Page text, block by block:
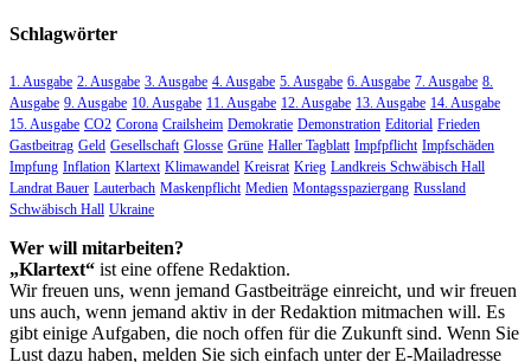
Schlagwörter
1. Ausgabe 2. Ausgabe 3. Ausgabe 4. Ausgabe 5. Ausgabe 6. Ausgabe 7. Ausgabe 8.
Ausgabe 9. Ausgabe 10. Ausgabe 11. Ausgabe 12. Ausgabe 13. Ausgabe 14. Ausgabe
15. Ausgabe CO2 Corona Crailsheim Demokratie Demonstration Editorial Frieden
Gastbeitrag Geld Gesellschaft Glosse Grüne Haller Tagblatt Impfpflicht Impfschäden
Impfung Inflation Klartext Klimawandel Kreisrat Krieg Landkreis Schwäbisch Hall
Landrat Bauer Lauterbach Maskenpflicht Medien Montagsspaziergang Russland
Schwäbisch Hall Ukraine
Wer will mitarbeiten?
„Klartext“ ist eine offene Redaktion.
Wir freuen uns, wenn jemand Gastbeiträge einreicht, und wir freuen
uns auch, wenn jemand aktiv in der Redaktion mitmachen will. Es
gibt einige Aufgaben, die noch offen für die Zukunft sind. Wenn Sie
Lust dazu haben, melden Sie sich einfach unter der E-Mailadresse